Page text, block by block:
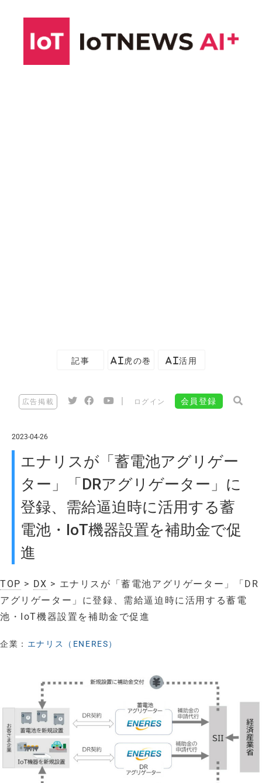
記事 AI虎の巻 AI活用
広告掲載 ログイン 会員登録
2023-04-26
エナリスが「蓄電池アグリゲー
ター」「DRアグリゲーター」に
登録、需給逼迫時に活用する蓄
電池・IoT機器設置を補助金で促
進
TOP > DX > エナリスが「蓄電池アグリゲーター」「DR
アグリゲーター」に登録、需給逼迫時に活用する蓄電
池・IoT機器設置を補助金で促進
企業： エナリス（ENERES）